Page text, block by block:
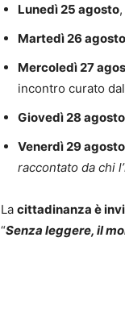
Lunedì 25 agosto
Martedì 26 agosto
Mercoledì 27
incontro curato
Giovedì 28 agosto
Venerdì 29 agosto
raccontato da chi
La cittadinanza è
“Senza leggere, il